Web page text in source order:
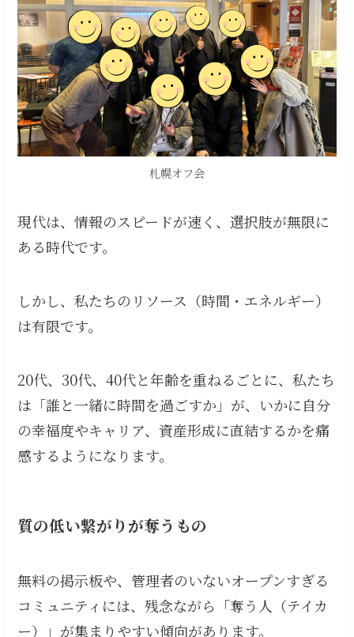
札幌オフ会
現代は、情報のスピードが速く、選択肢が無限に
ある時代です。
しかし、私たちのリソース（時間・エネルギー）
は有限です。
20代、30代、40代と年齢を重ねるごとに、私たち
は「誰と一緒に時間を過ごすか」が、いかに自分
の幸福度やキャリア、資産形成に直結するかを痛
感するようになります。
質の低い繋がりが奪うもの
無料の掲示板や、管理者のいないオープンすぎる
コミュニティには、残念ながら「奪う人（テイカ
ー）」が集まりやすい傾向があります。